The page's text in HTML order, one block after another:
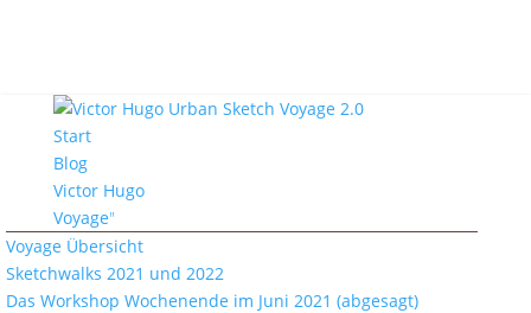
Start
Blog
Victor Hugo
Voyage
Voyage Übersicht
Sketchwalks 2021 und 2022
Das Workshop Wochenende im Juni 2021 (abgesagt)